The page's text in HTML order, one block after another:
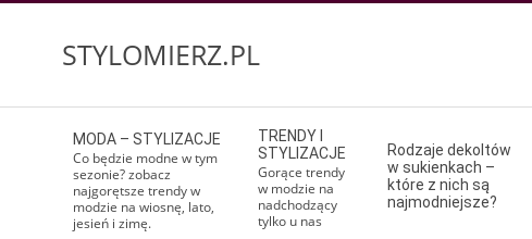
STYLOMIERZ.PL
Navigation
Menu
MODA – STYLIZACJE
Co będzie modne w tym
sezonie? zobacz
najgorętsze trendy w
modzie na wiosnę, lato,
jesień i zimę.
TRENDY I
STYLIZACJE
Gorące trendy
w modzie na
nadchodzący
tylko u nas
Rodzaje dekoltów
w sukienkach –
które z nich są
najmodniejsze?